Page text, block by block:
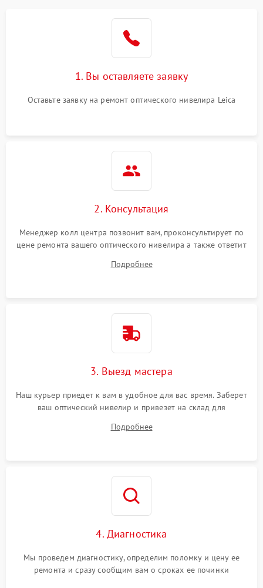
1. Вы оставляете заявку
Оставьте заявку на ремонт оптического нивелира Leica
2. Консультация
Менеджер колл центра позвонит вам, проконсультирует по
цене ремонта вашего оптического нивелира а также ответит
Подробнее
3. Выезд мастера
Наш курьер приедет к вам в удобное для вас время. Заберет
ваш оптический нивелир и привезет на склад для
Подробнее
4. Диагностика
Мы проведем диагностику, определим поломку и цену ее
ремонта и сразу сообщим вам о сроках ее починки